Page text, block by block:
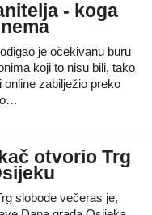
- koga
je očekivanu buru
koji to nisu bili, tako
online zabilježio preko
otvorio Trg
slobode večeras je,